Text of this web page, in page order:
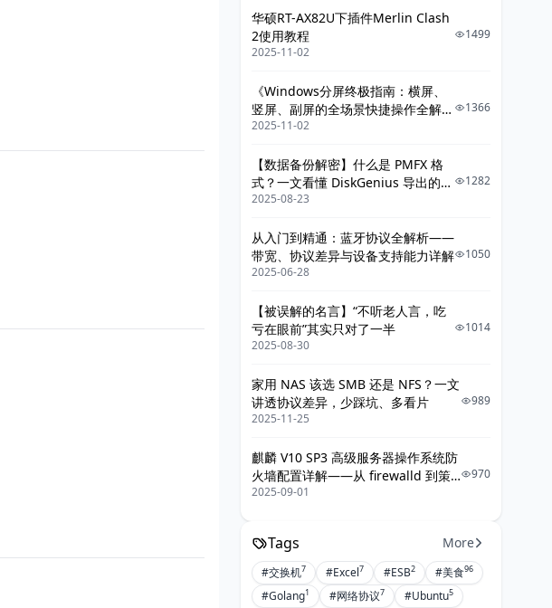
十、复盘不是自责，是升级
华硕RT-AX82U下插件Merlin Clash
2使用教程
2025-11-02
1499
《Windows分屏终极指南：横屏、
竖屏、副屏的全场景快捷操作全解
析》
2025-11-02
1366
【数据备份解密】什么是 PMFX 格
式？一文看懂 DiskGenius 导出的整
机系统镜像
2025-08-23
1282
从入门到精通：蓝牙协议全解析——
带宽、协议差异与设备支持能力详解
2025-06-28
1050
【被误解的名言】“不听老人言，吃
亏在眼前”其实只对了一半
2025-08-30
1014
家用 NAS 该选 SMB 还是 NFS？一文
讲透协议差异，少踩坑、多看片
2025-11-25
989
麒麟 V10 SP3 高级服务器操作系统防
火墙配置详解——从 firewalld 到策
略落地的最佳实践
2025-09-01
970
Tags More
#交换机7 #Excel7 #ESB2 #美食96
#Golang1 #网络协议7 #Ubuntu5